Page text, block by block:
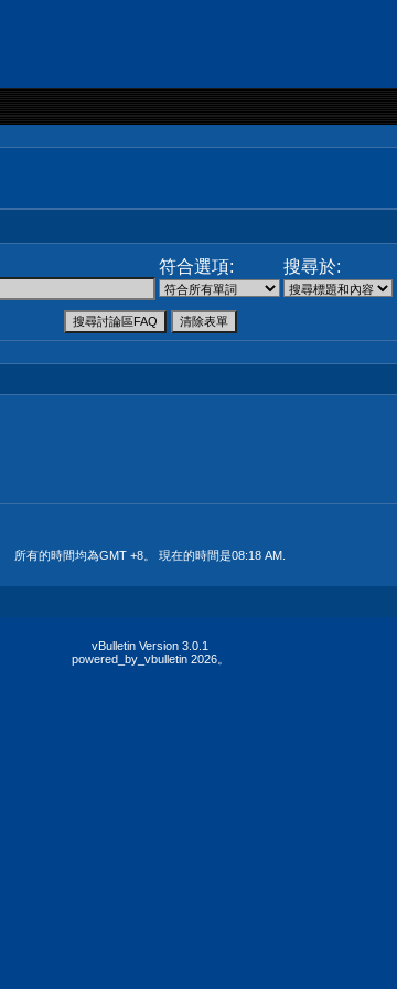
符合選項: 搜尋於:
所有的時間均為GMT +8。 現在的時間是08:18 AM
vBulletin Version 3.0.1
powered_by_vbulletin 2026。